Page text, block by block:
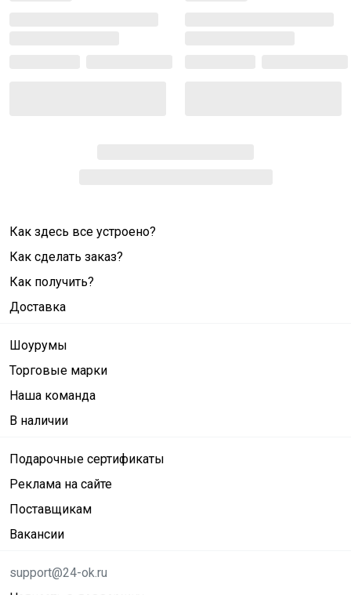
Как здесь все устроено?
Как сделать заказ?
Как получить?
Доставка
Шоурумы
Торговые марки
Наша команда
В наличии
Подарочные сертификаты
Реклама на сайте
Поставщикам
Вакансии
support@24-ok.ru